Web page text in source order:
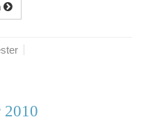
2010